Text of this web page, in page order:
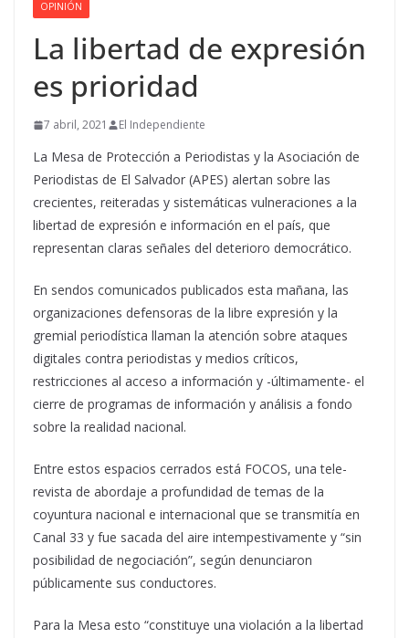
OPINIÓN
La libertad de expresión
es prioridad
7 abril, 2021 El Independiente
La Mesa de Protección a Periodistas y la Asociación de
Periodistas de El Salvador (APES) alertan sobre las
crecientes, reiteradas y sistemáticas vulneraciones a la
libertad de expresión e información en el país, que
representan claras señales del deterioro democrático.
En sendos comunicados publicados esta mañana, las
organizaciones defensoras de la libre expresión y la
gremial periodística llaman la atención sobre ataques
digitales contra periodistas y medios críticos,
restricciones al acceso a información y -últimamente- el
cierre de programas de información y análisis a fondo
sobre la realidad nacional.
Entre estos espacios cerrados está FOCOS, una tele-
revista de abordaje a profundidad de temas de la
coyuntura nacional e internacional que se transmitía en
Canal 33 y fue sacada del aire intempestivamente y “sin
posibilidad de negociación”, según denunciaron
públicamente sus conductores.
Para la Mesa esto “constituye una violación a la libertad